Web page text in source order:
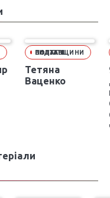
ВИДАТНІ ПОСТАТІ ПОЛТАВЩИНИ
Тетяна
Ваценко